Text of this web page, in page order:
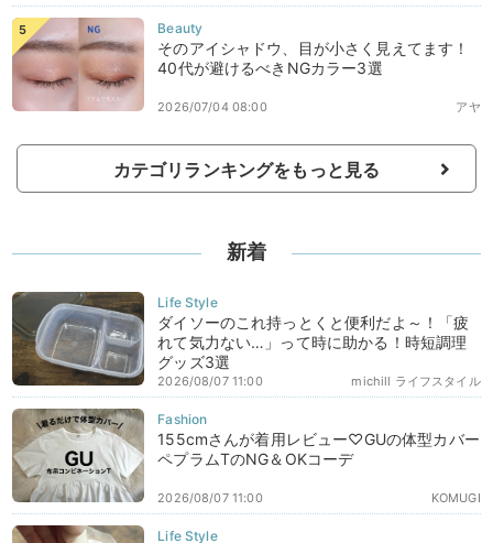
そのアイシャドウ、目が小さく見えてます！
40代が避けるべきNGカラー3選
アヤ
2026/07/04 08:00
カテゴリランキングをもっと見る
新着
ダイソーのこれ持っとくと便利だよ～！「疲
れて気力ない…」って時に助かる！時短調理
グッズ3選
michill ライフスタイル
2026/08/07 11:00
155cmさんが着用レビュー♡GUの体型カバー
ペプラムTのNG＆OKコーデ
KOMUGI
2026/08/07 11:00